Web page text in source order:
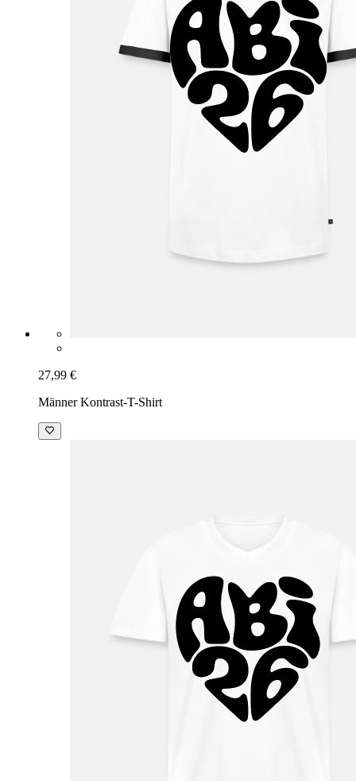
27,99 €
Männer Kontrast-T-Shirt